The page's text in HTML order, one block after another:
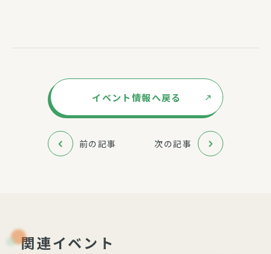
イベント情報へ戻る
前の記事 次の記事
関連イベント